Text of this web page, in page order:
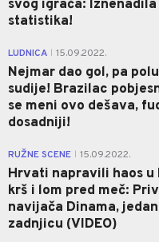
svog igrača:
statistika!
LUDNICA 15.09.2022.
Nejmar dao gol, pa
sudije! Brazilac
se meni ovo dešava,
dosadniji!
RUŽNE SCENE 15.09.2022.
Hrvati napravili haos u
krš i lom pred meč:
navijača Dinama,
zadnjicu (VIDEO)